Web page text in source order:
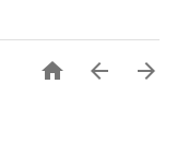
  